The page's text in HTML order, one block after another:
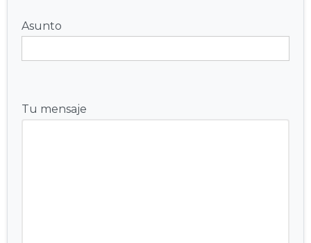
Asunto
Tu mensaje